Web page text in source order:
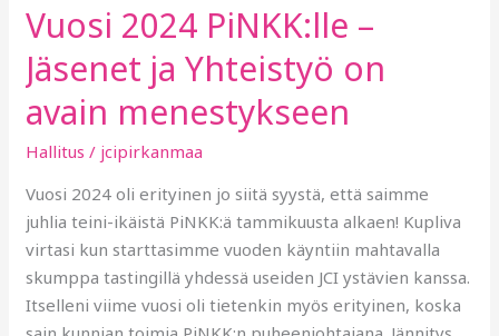
Vuosi 2024 PiNKK:lle –
Jäsenet ja Yhteistyö on
avain menestykseen
Hallitus / jcipirkanmaa
Vuosi 2024 oli erityinen jo siitä syystä, että saimme
juhlia teini-ikäistä PiNKK:ä tammikuusta alkaen! Kupliva
virtasi kun starttasimme vuoden käyntiin mahtavalla
skumppa tastingillä yhdessä useiden JCI ystävien kanssa.
Itselleni viime vuosi oli tietenkin myös erityinen, koska